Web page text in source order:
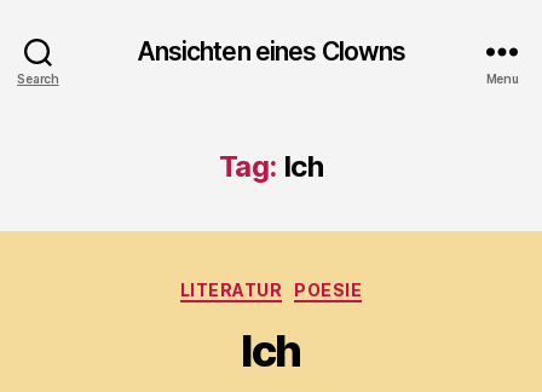
Search
Ansichten eines Clowns
Menu
Tag: Ich
Categories
LITERATUR POESIE
Ich